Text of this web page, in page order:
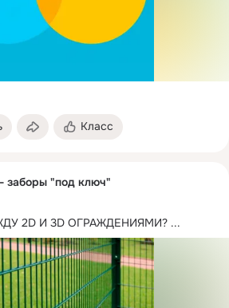
Класс
заборы "под ключ"
2D И 3D ОГРАЖДЕНИЯМИ? ...